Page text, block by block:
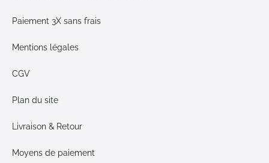
Paiement 3X sans frais
Mentions légales
CGV
Plan du site
Livraison & Retour
Moyens de paiement